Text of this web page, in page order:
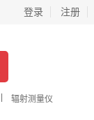
登录 注册
辐射测量仪